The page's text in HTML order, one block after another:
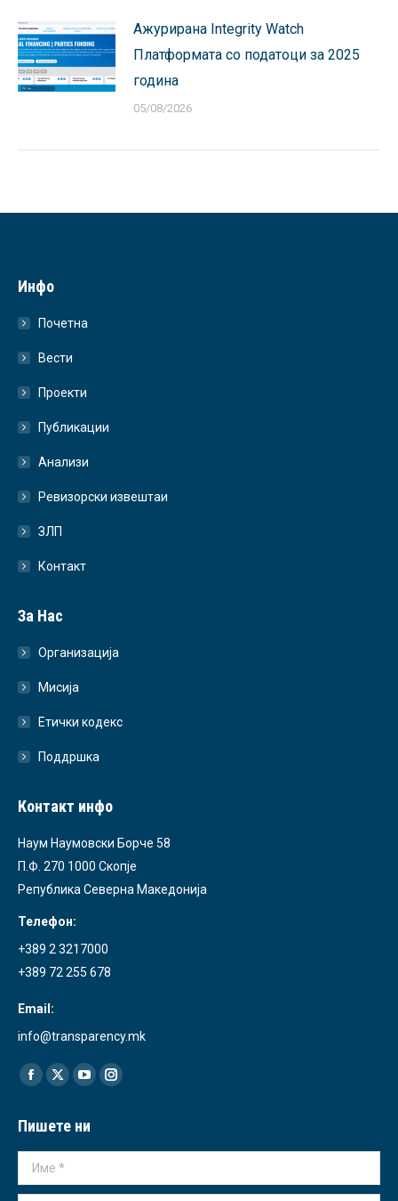
Ажурирана Integrity Watch
Платформата со податоци за 2025
година
05/08/2026
Инфо
Почетна
Вести
Проекти
Публикации
Анализи
Ревизорски извештаи
ЗЛП
Контакт
За Нас
Организација
Мисија
Етички кодекс
Поддршка
Контакт инфо
Наум Наумовски Борче 58
П.Ф. 270 1000 Скопје
Република Северна Македонија
Телефон:
+389 2 3217000
+389 72 255 678
Email:
info@transparency.mk
Find us on:
Facebook
opens
in
new
X
opens
in
YouTube
opens
in
Instagram
in
Пишете ни
Име *